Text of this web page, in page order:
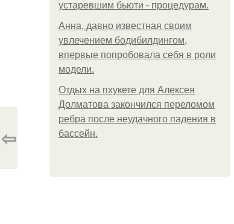
устаревшим бьюти - процедурам.
Анна, давно известная своим
увлечением бодибилдингом,
впервые попробовала себя в роли
модели.
Отдых на пхукете для Алексея
Долматова закончился переломом
ребра после неудачного падения в
бассейн.
⇦